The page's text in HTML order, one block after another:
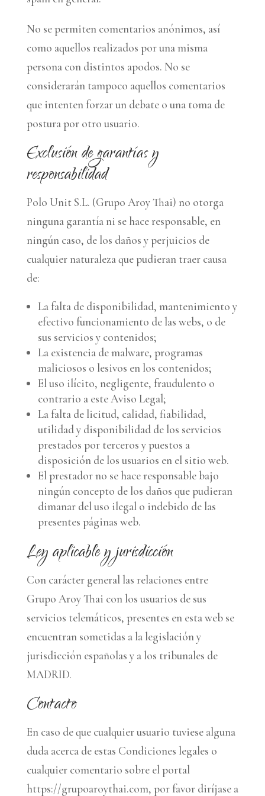
No se permiten comentarios anónimos, así
como aquellos realizados por una misma
persona con distintos apodos. No se
considerarán tampoco aquellos comentarios
que intenten forzar un debate o una toma de
postura por otro usuario.
Exclusión de garantías y
responsabilidad
Polo Unit S.L. (Grupo Aroy Thai) no otorga
ninguna garantía ni se hace responsable, en
ningún caso, de los daños y perjuicios de
cualquier naturaleza que pudieran traer causa
de:
La falta de disponibilidad, mantenimiento y
efectivo funcionamiento de las webs, o de
sus servicios y contenidos;
La existencia de malware, programas
maliciosos o lesivos en los contenidos;
El uso ilícito, negligente, fraudulento o
contrario a este Aviso Legal;
La falta de licitud, calidad, fiabilidad,
utilidad y disponibilidad de los servicios
prestados por terceros y puestos a
disposición de los usuarios en el sitio web.
El prestador no se hace responsable bajo
ningún concepto de los daños que pudieran
dimanar del uso ilegal o indebido de las
presentes páginas web.
Ley aplicable y jurisdicción
Con carácter general las relaciones entre
Grupo Aroy Thai con los usuarios de sus
servicios telemáticos, presentes en esta web se
encuentran sometidas a la legislación y
jurisdicción españolas y a los tribunales de
MADRID.
Contacto
En caso de que cualquier usuario tuviese alguna
duda acerca de estas Condiciones legales o
cualquier comentario sobre el portal
https://grupoaroythai.com, por favor diríjase a